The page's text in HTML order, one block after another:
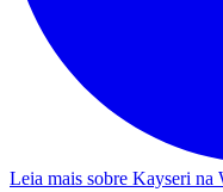
Leia mais sobre Kayseri na